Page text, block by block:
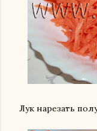
Лук нарезать